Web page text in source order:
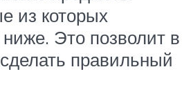
из которых
Это позволит в
правильный